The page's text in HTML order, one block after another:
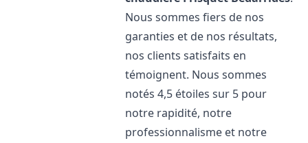
Nous sommes fiers de nos
garanties et de nos résultats,
nos clients satisfaits en
témoignent. Nous sommes
notés 4,5 étoiles sur 5 pour
notre rapidité, notre
professionnalisme et notre